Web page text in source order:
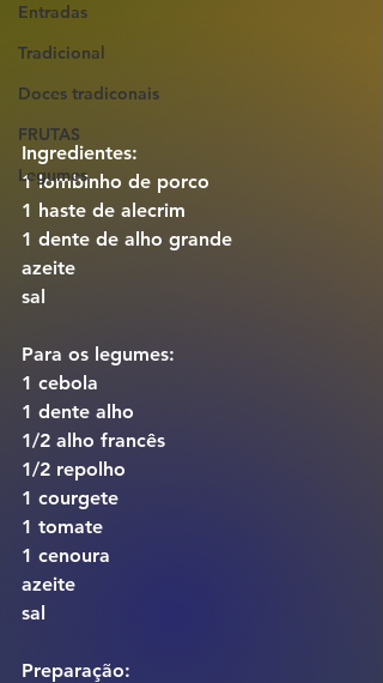
Entradas
Tradicional
Doces tradiconais
FRUTAS
Legumes
Ingredientes:
1 lombinho de porco
1 haste de alecrim
1 dente de alho grande
azeite
sal
Para os legumes:
1 cebola
1 dente alho
1/2 alho francês
1/2 repolho
1 courgete
1 tomate
1 cenoura
azeite
sal
Preparação: